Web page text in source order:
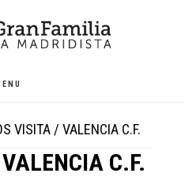
VISITA / VALENCIA C.F.
C.F.